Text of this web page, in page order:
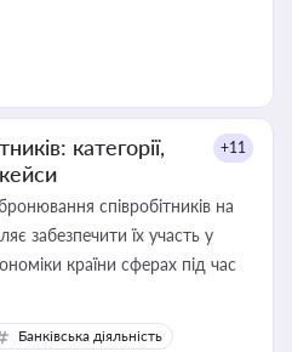
категорії,
+11
співробітників на
забезпечити їх участь у
країни сферах під час
Банківська діяльність